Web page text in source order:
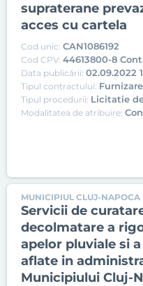
supraterane
acces cu cartela
Cod unic: CAN1086192
Cod CPV: 44613800-8
Data publicării: 02.09.2022
Tipul contractului: Furnizare
Tipul procedurii: Licitatie
Modalitatea de atribuire:
MUNICIPIUL CLUJ-NAPOCA
Servicii de
decolmatare a
apelor pluviale si
aflate in
Municipiului Cluj-